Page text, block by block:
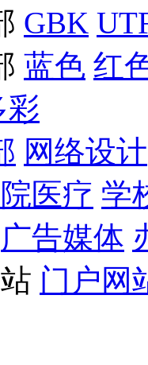
GBK
蓝色 红
彩
网络设计
医疗 学
广告媒体
门户网